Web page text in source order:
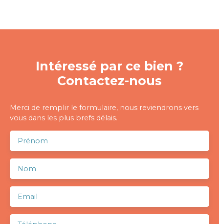
Intéressé par ce bien ?
Contactez-nous
Merci de remplir le formulaire, nous reviendrons vers
vous dans les plus brefs délais.
Prénom
Nom
Email